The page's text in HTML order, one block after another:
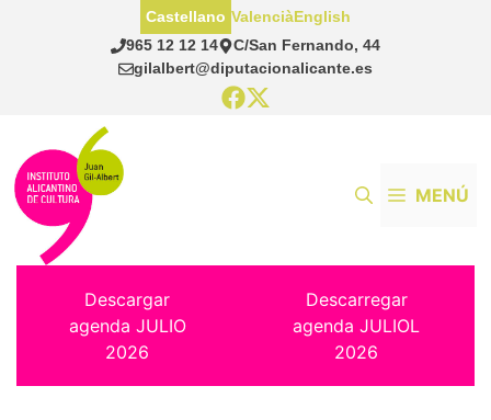
965 12 12 14
C/San Fernando, 44
gilalbert@diputacionalicante.es
Castellano ValenciàEnglish
MENÚ
Descargar
agenda JULIO
2026
Descarregar
agenda JULIOL
2026